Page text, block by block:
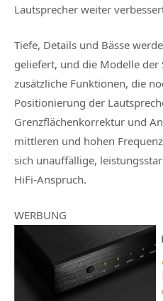
Lautsprecher weiter
Tiefe, Details und Bässe
geliefert, und die Modelle der
zusätzliche Funktionen, die
Positionierung der
Grenzflächenkorrektur und
mittleren und hohen
sich unauffällige,
HiFi-Anspruch.
WERBUNG